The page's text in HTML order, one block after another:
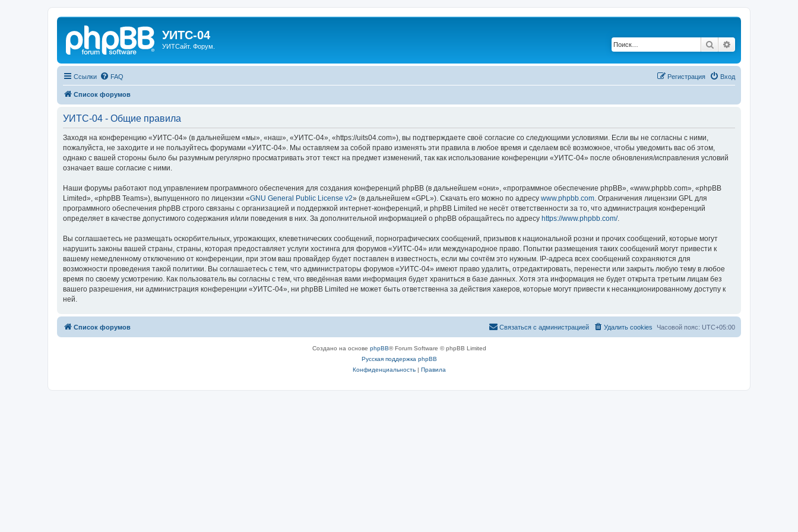
УИТС-04
УИТСайт. Форум. Поиск
Ссылки FAQ Вход
Регистрация
Список форумов
УИТС-04 - Общие правила
Заходя на конференцию «УИТС-04» (в дальнейшем «мы», «наш», «УИТС-04», «https://uits04.com»), вы подтверждаете своё согласие со следующими условиями. Если вы не согласны с ними,
пожалуйста, не заходите и не пользуйтесь форумами «УИТС-04». Мы оставляем за собой право изменять эти правила в любое время и сделаем всё возможное, чтобы уведомить вас об этом,
однако с вашей стороны было бы разумным регулярно просматривать этот текст на предмет изменений, так как использование конференции «УИТС-04» после обновления/исправления условий
означает ваше согласие с ними.
Наши форумы работают под управлением программного обеспечения для создания конференций phpBB (в дальнейшем «они», «программное обеспечение phpBB», «www.phpbb.com», «phpBB
Limited», «phpBB Teams»), выпущенного по лицензии «GNU General Public License v2» (в дальнейшем «GPL»). Скачать его можно по адресу www.phpbb.com . Ограничения лицензии GPL для
программного обеспечения phpBB строго связаны с организацией и поддержкой интернет-конференций, и phpBB Limited не несёт ответственности за то, что администрация конференций
определяет в качестве допустимого содержания и/или поведения в них. За дополнительной информацией о phpBB обращайтесь по адресу https://www.phpbb.com/.
Вы соглашаетесь не размещать оскорбительных, угрожающих, клеветнических сообщений, порнографических сообщений, призывов к национальной розни и прочих сообщений, которые могут
нарушить законы вашей страны, страны, которая предоставляет услуги хостинга для форумов «УИТС-04» или международное право. Попытки размещения таких сообщений могут привести к
вашему немедленному отключению от конференции, при этом ваш провайдер будет поставлен в известность, если мы сочтём это нужным. IP-адреса всех сообщений сохраняются для
возможности проведения такой политики. Вы соглашаетесь с тем, что администраторы форумов «УИТС-04» имеют право удалить, отредактировать, перенести или закрыть любую тему в любое
время по своему усмотрению. Как пользователь вы согласны с тем, что введённая вами информация будет храниться в базе данных. Хотя эта информация не будет открыта третьим лицам без
вашего разрешения, ни администрация конференции «УИТС-04», ни phpBB Limited не может быть ответственна за действия хакеров, которые могут привести к несанкционированному доступу к
ней.
Список форумов Часовой пояс: UTC+05:00
Удалить cookies
Связаться с администрацией
Создано на основе phpBB® Forum Software © phpBB Limited
Русская поддержка phpBB
Конфиденциальность| Правила